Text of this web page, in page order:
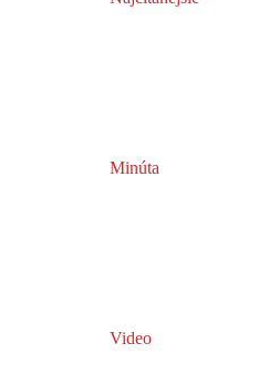
Minúta
Video